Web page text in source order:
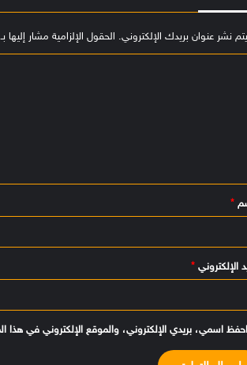
نشر عنوان بريدك الإلكتروني. الحقول الإلزامية مشار إليها
*
الإلكتروني*
احفظ اسمي، بريدي الإلكتروني، والموقع الإلكتروني في هذا